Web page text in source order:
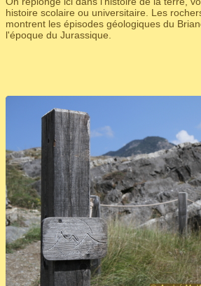
histoire scolaire ou universitaire. Les
montrent les épisodes géologiques du
l'époque du Jurassique.